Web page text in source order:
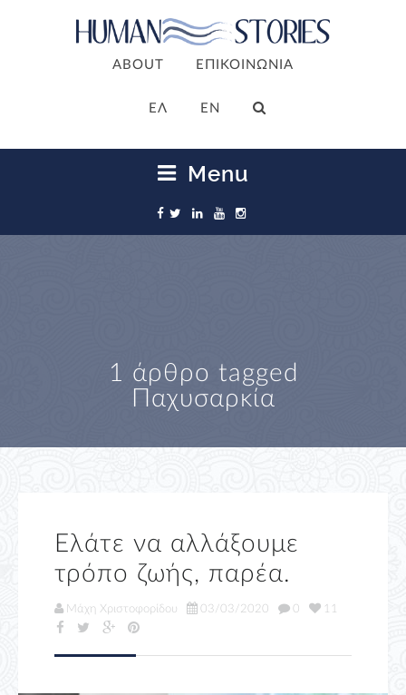
ABOUT ΕΠΙΚΟΙΝΩΝΙΑ
ΕΛ EN
Menu
1 άρθρο tagged
Παχυσαρκία
Ελάτε να αλλάξουμε
τρόπο ζωής, παρέα.
Μάχη Χριστοφορίδου 03/03/2020 0 11